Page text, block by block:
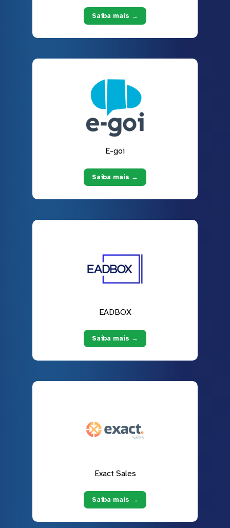
Saiba mais →
E-goi
Saiba mais →
EADBOX
Saiba mais →
Exact Sales
Saiba mais →